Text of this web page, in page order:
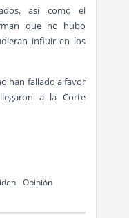
así como el
que no hubo
influir en los
han fallado a favor
a la Corte
Opinión